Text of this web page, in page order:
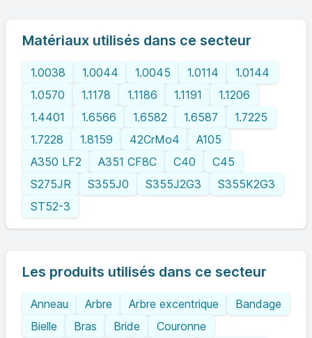
Matériaux utilisés dans ce secteur
1.0038 1.0044 1.0045 1.0114
1.0144
1.0570
1.1178 1.1186 1.1191
1.1206
1.4401
1.6566 1.6582 1.6587
1.7225
1.7228
1.8159 42CrMo4
A105
A350 LF2
A351 CF8C C40
C45
S275JR
S355J0 S355J2G3
S355K2G3
ST52-3
Les produits utilisés dans ce secteur
Anneau Arbre Arbre excentrique
Bandage
Bielle
Bras Bride
Couronne